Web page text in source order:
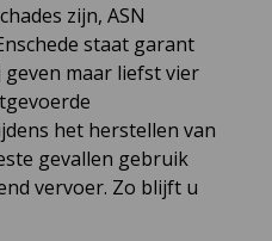
zijn, ASN
staat garant
maar liefst vier
het herstellen van
gevallen gebruik
vervoer. Zo blijft u